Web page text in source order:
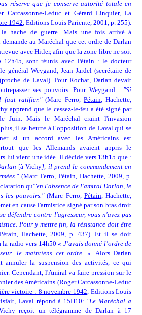
réserve que je conserve autorité totale en
Carcassonne-Leduc et Gérard Linquier, La
1942 Editions Louis Pariente, 2001, p. 255).
hache de guerre. Mais une fois arrivé à
au Maréchal que cet ordre de Darlan
avec Hitler, afin que la zone libre ne soit
12h45, sont réunis avec Pétain : le docteur
général Weygand, Jean Jardel (secrétaire de
de Laval). Pour Rochat, Darlan devait
ses pouvoirs. Pour Weygand : "Si
faut ratifier."(Marc Ferro, Pétain , Hachette,
apprend que le cessez-le-feu a été signé par
Juin. Mais le Maréchal craint l'invasion
il se heurte à l’opposition de Laval qui se
si un accord avec les Américains est
que les Allemands avaient appris le
lui vient une idée. Il décide vers 13h15 que :
[à Vichy], il prend le commandement en
(Marc Ferro, Pétain , Hachette, 2009, p.
qu'"en l'absence de l'amiral Darlan, le
les pouvoirs."(Marc Ferro, Pétain , Hachette,
en cause l'armistice signé par son bras droit
défendre contre l'agresseur, vous n'avez pas
Pour y mettre fin, la résistance doit être
Pétain , Hachette, 2009, p. 437). Et il se doit
la radio vers 14h50« J’avais donné l’ordre de
Je maintiens cet ordre. » . Alors Darlan
annuler la suspension des activités, ce qui
Cependant, l'Amiral va faire pression sur le
des Américains (Roger Carcassonne-Leduc
victoire : 8 novembre 1942 Editions Louis
Laval répond à 15H10: "Le Maréchal a
reçoit un télégramme de Darlan à 17